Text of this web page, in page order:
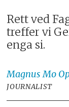
Rett ved
treffer vi
enga si.
Magnus Mo
JOURNALIST